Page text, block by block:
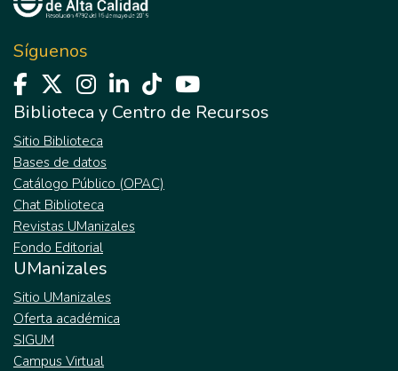
Síguenos
Biblioteca y Centro de Recursos
Sitio Biblioteca
Bases de datos
Catálogo Público (OPAC)
Chat Biblioteca
Revistas UManizales
Fondo Editorial
UManizales
Sitio UManizales
Oferta académica
SIGUM
Campus Virtual